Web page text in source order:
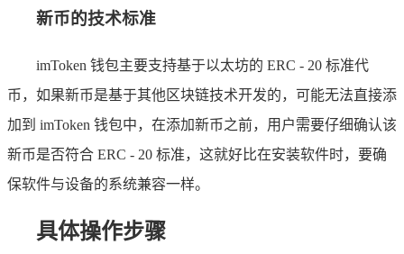
新币的技术标准
imToken 钱包主要支持基于以太坊的 ERC - 20 标准代
币，如果新币是基于其他区块链技术开发的，可能无法直接添
加到 imToken 钱包中，在添加新币之前，用户需要仔细确认该
新币是否符合 ERC - 20 标准，这就好比在安装软件时，要确
保软件与设备的系统兼容一样。
具体操作步骤